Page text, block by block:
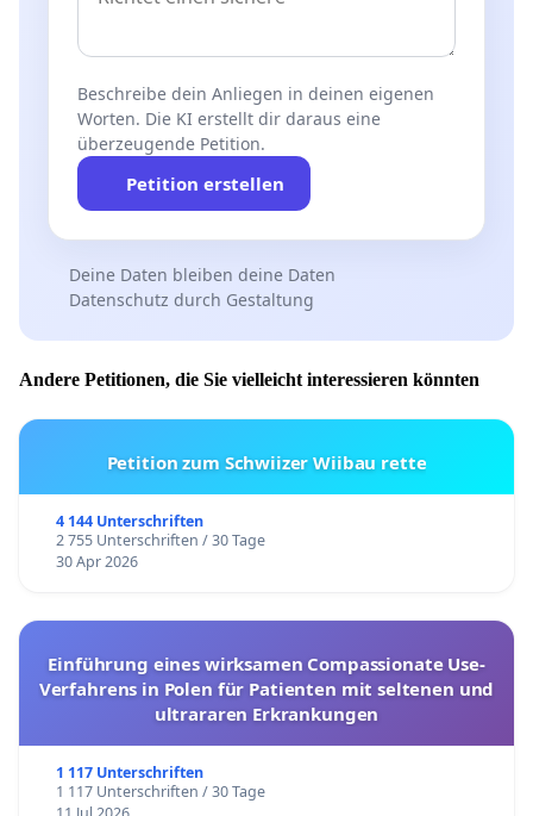
Beschreibe dein Anliegen in deinen eigenen
Worten. Die KI erstellt dir daraus eine
überzeugende Petition.
Petition erstellen
Deine Daten bleiben deine Daten
Datenschutz durch Gestaltung
Andere Petitionen, die Sie vielleicht interessieren könnten
Petition zum Schwiizer Wiibau rette
4 144 Unterschriften
2 755 Unterschriften / 30 Tage
30 Apr 2026
Einführung eines wirksamen Compassionate Use-
Verfahrens in Polen für Patienten mit seltenen und
ultrararen Erkrankungen
1 117 Unterschriften
1 117 Unterschriften / 30 Tage